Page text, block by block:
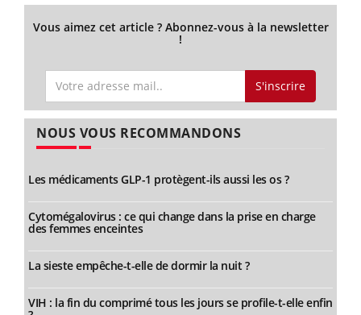
Vous aimez cet article ? Abonnez-vous à la newsletter
!
S'inscrire
NOUS VOUS RECOMMANDONS
Les médicaments GLP-1 protègent-ils aussi les os ?
Cytomégalovirus : ce qui change dans la prise en charge
des femmes enceintes
La sieste empêche-t-elle de dormir la nuit ?
VIH : la fin du comprimé tous les jours se profile-t-elle enfin